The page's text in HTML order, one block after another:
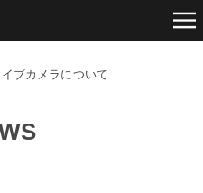
イブカメラについて